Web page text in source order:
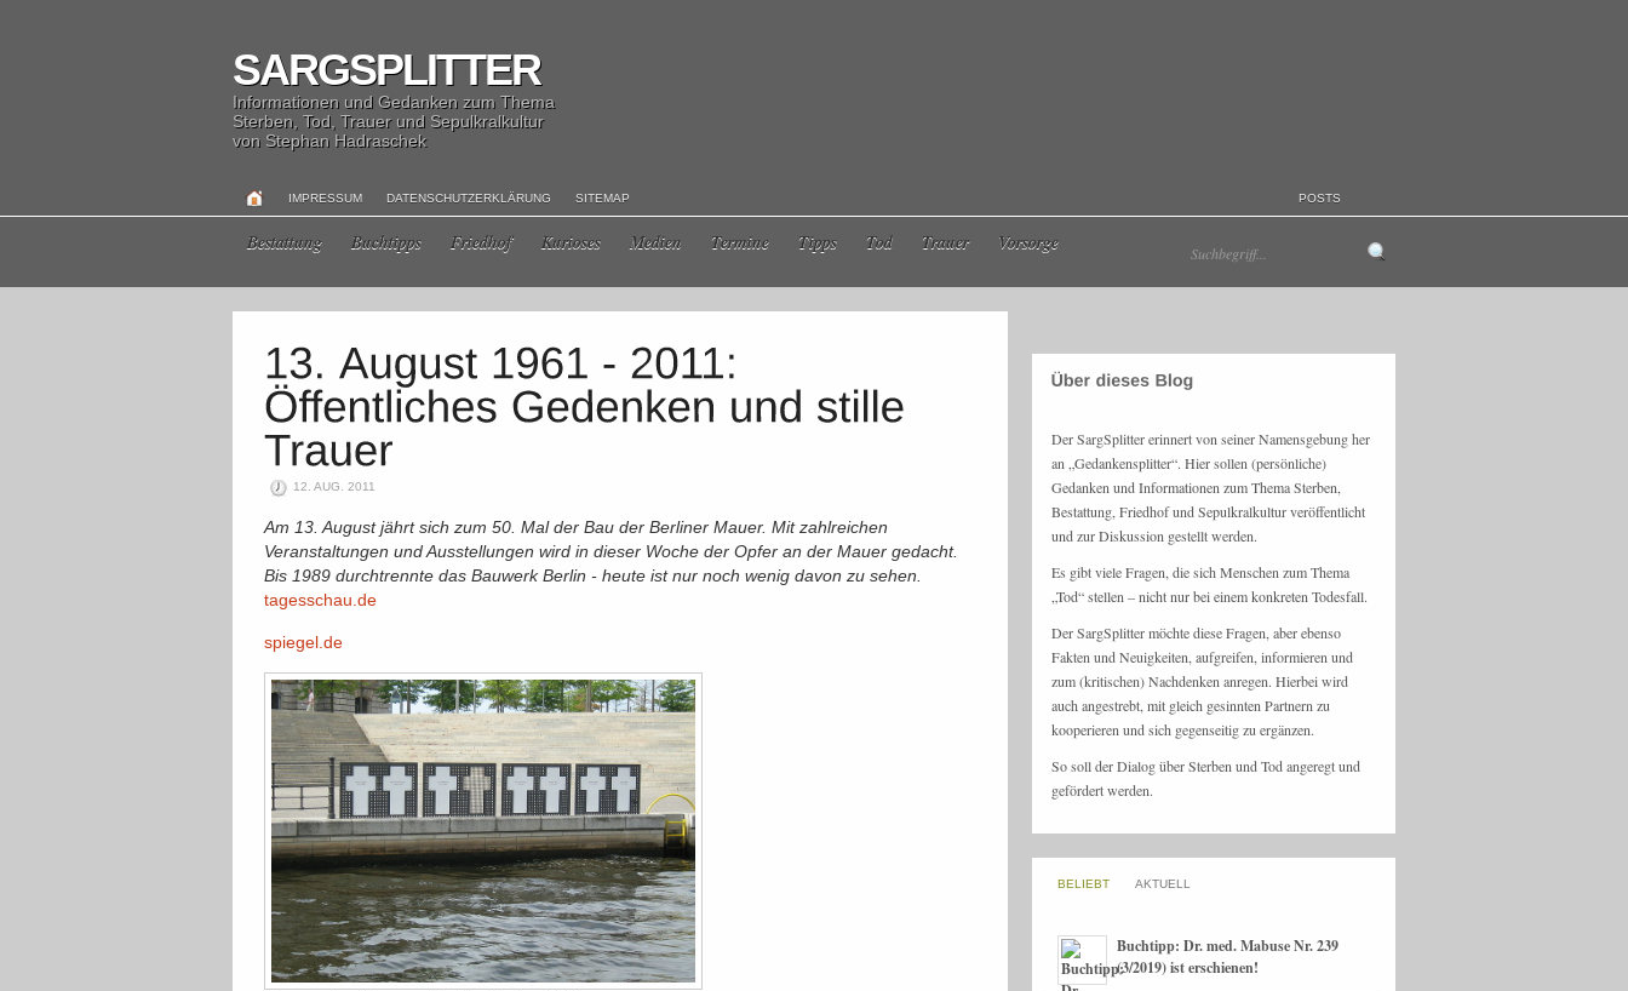
SARGSPLITTER
Informationen und Gedanken zum Thema
Sterben, Tod, Trauer und Sepulkralkultur
von Stephan Hadraschek
IMPRESSUM DATENSCHUTZERKLÄRUNG SITEMAP POSTS
Bestattung Buchtipps Friedhof Kurioses Medien Termine Tipps Tod Trauer Vorsorge
12. AUG. 2011
Am 13. August jährt sich zum 50. Mal der Bau der Berliner Mauer. Mit zahlreichen
Veranstaltungen und Ausstellungen wird in dieser Woche der Opfer an der Mauer gedacht.
Bis 1989 durchtrennte das Bauwerk Berlin - heute ist nur noch wenig davon zu sehen.
tagesschau.de
spiegel.de
Der SargSplitter erinnert von seiner Namensgebung her
an „Gedankensplitter“. Hier sollen (persönliche)
Gedanken und Informationen zum Thema Sterben,
Bestattung, Friedhof und Sepulkralkultur veröffentlicht
und zur Diskussion gestellt werden.
Es gibt viele Fragen, die sich Menschen zum Thema
„Tod“ stellen – nicht nur bei einem konkreten Todesfall.
Der SargSplitter möchte diese Fragen, aber ebenso
Fakten und Neuigkeiten, aufgreifen, informieren und
zum (kritischen) Nachdenken anregen. Hierbei wird
auch angestrebt, mit gleich gesinnten Partnern zu
kooperieren und sich gegenseitig zu ergänzen.
So soll der Dialog über Sterben und Tod angeregt und
gefördert werden.
BELIEBT AKTUELL
Buchtipp: Dr. med. Mabuse Nr. 239
(3/2019) ist erschienen!